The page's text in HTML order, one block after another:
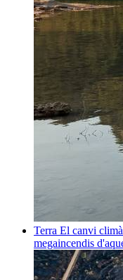
Terra El canvi
megaincendis